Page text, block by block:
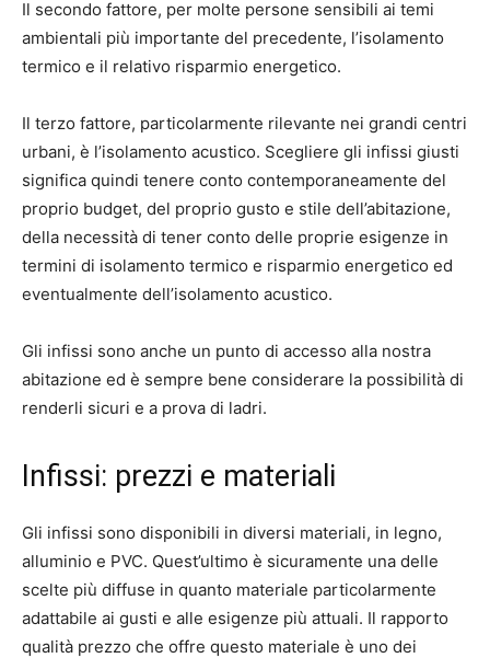
Il secondo fattore, per molte persone sensibili ai temi
ambientali più importante del precedente, l’isolamento
termico e il relativo risparmio energetico.
Il terzo fattore, particolarmente rilevante nei grandi centri
urbani, è l’isolamento acustico. Scegliere gli infissi giusti
significa quindi tenere conto contemporaneamente del
proprio budget, del proprio gusto e stile dell’abitazione,
della necessità di tener conto delle proprie esigenze in
termini di isolamento termico e risparmio energetico ed
eventualmente dell’isolamento acustico.
Gli infissi sono anche un punto di accesso alla nostra
abitazione ed è sempre bene considerare la possibilità di
renderli sicuri e a prova di ladri.
Infissi: prezzi e materiali
Gli infissi sono disponibili in diversi materiali, in legno,
alluminio e PVC. Quest’ultimo è sicuramente una delle
scelte più diffuse in quanto materiale particolarmente
adattabile ai gusti e alle esigenze più attuali. Il rapporto
qualità prezzo che offre questo materiale è uno dei